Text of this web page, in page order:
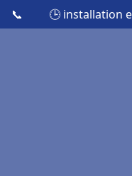
📞 🕒 installation